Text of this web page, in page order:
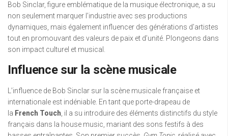
Bob Sinclar, figure emblématique de la musique électronique, a su
non seulement marquer l’industrie avec ses productions
dynamiques, mais également influencer des générations d’artistes
tout en promouvant des valeurs de paix et d’unité. Plongeons dans
son impact culturel et musical.
Influence sur la scène musicale
L’influence de Bob Sinclar sur la scène musicale française et
internationale est indéniable. En tant que porte-drapeau de
la French Touch, il a su introduire des éléments distinctifs du style
français dans la house music, mariant des sons festifs à des